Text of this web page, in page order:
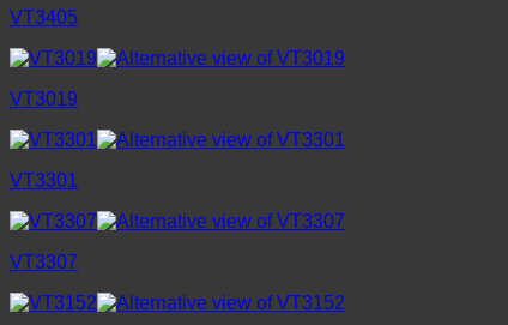
VT3405
VT3019
VT3301
VT3307